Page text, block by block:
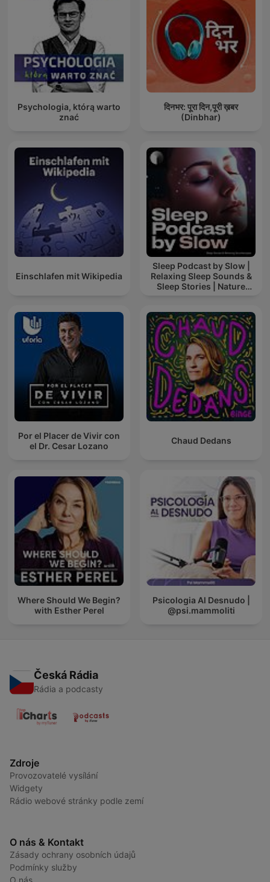
Psychologia, którą warto
znać
दिनभर: पूरा दिन,पूरी ख़बर
(Dinbhar)
Einschlafen mit Wikipedia
Sleep Podcast by Slow |
Relaxing Sleep Sounds &
Sleep Stories | Nature
Por el Placer de Vivir con
el Dr. Cesar Lozano
Chaud Dedans
Where Should We Begin?
with Esther Perel
Psicologia Al Desnudo |
@psi.mammoliti
Česká Rádia
Rádia a podcasty
Zdroje
Provozovatelé vysílání
Widgety
Rádio webové stránky podle zemí
O nás & Kontakt
Zásady ochrany osobních údajů
Podmínky služby